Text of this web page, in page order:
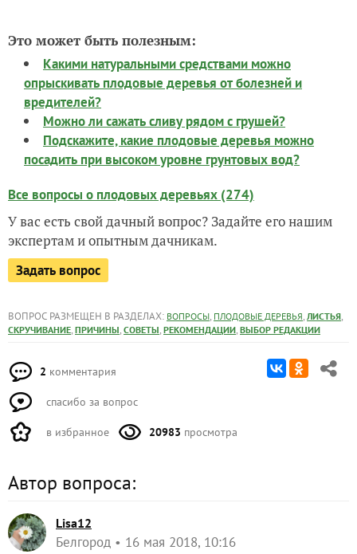
Это может быть полезным:
Какими натуральными средствами можно
опрыскивать плодовые деревья от болезней и
вредителей?
Можно ли сажать сливу рядом с грушей?
Подскажите, какие плодовые деревья можно
посадить при высоком уровне грунтовых вод?
Все вопросы о плодовых деревьях (274)
У вас есть свой дачный вопрос? Задайте его нашим
экспертам и опытным дачникам.
Задать вопрос
ВОПРОС РАЗМЕЩЕН В РАЗДЕЛАХ: ВОПРОСЫ, ПЛОДОВЫЕ ДЕРЕВЬЯ, ЛИСТЬЯ,
СКРУЧИВАНИЕ, ПРИЧИНЫ, СОВЕТЫ, РЕКОМЕНДАЦИИ, ВЫБОР РЕДАКЦИИ
2 комментария
спасибо за вопрос
в избранное 20983 просмотра
Автор вопроса:
Lisa12
Белгород 16 мая 2018, 10:16